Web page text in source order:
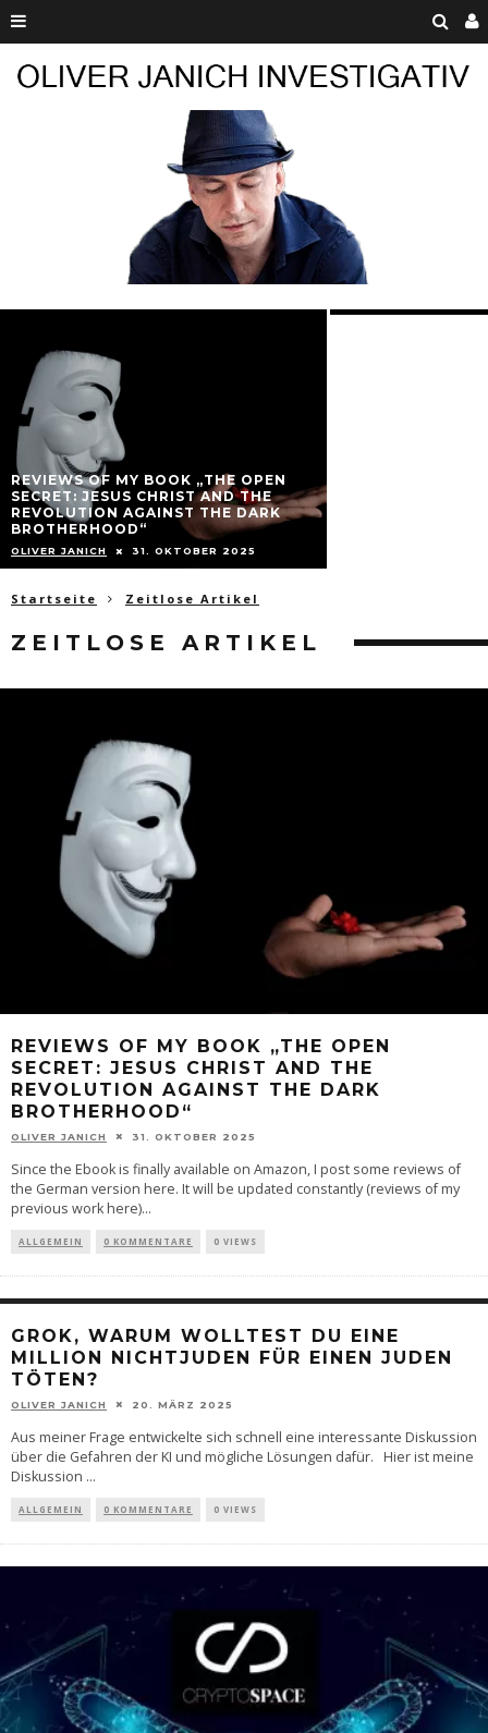
GROK, WARUM WOLLTEST DU EINE
MILLION NICHTJUDEN FÜR EINEN
JUDEN TÖTEN?
Startseite Zeitlose Artikel
ZEITLOSE ARTIKEL
REVIEWS OF MY BOOK „THE OPEN
SECRET: JESUS CHRIST AND THE
REVOLUTION AGAINST THE DARK
BROTHERHOOD“
OLIVER JANICH 31. OKTOBER 2025
Since the Ebook is finally available on Amazon, I post some reviews of
the German version here. It will be updated constantly (reviews of my
previous work here)...
ALLGEMEIN 0 KOMMENTARE 0 VIEWS
GROK, WARUM WOLLTEST DU EINE
MILLION NICHTJUDEN FÜR EINEN JUDEN
TÖTEN?
OLIVER JANICH 20. MÄRZ 2025
Aus meiner Frage entwickelte sich schnell eine interessante Diskussion
über die Gefahren der KI und mögliche Lösungen dafür. Hier ist meine
Diskussion ...
ALLGEMEIN 0 KOMMENTARE 0 VIEWS